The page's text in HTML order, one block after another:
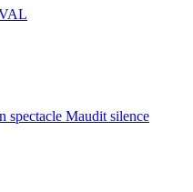
spectacle Maudit silence